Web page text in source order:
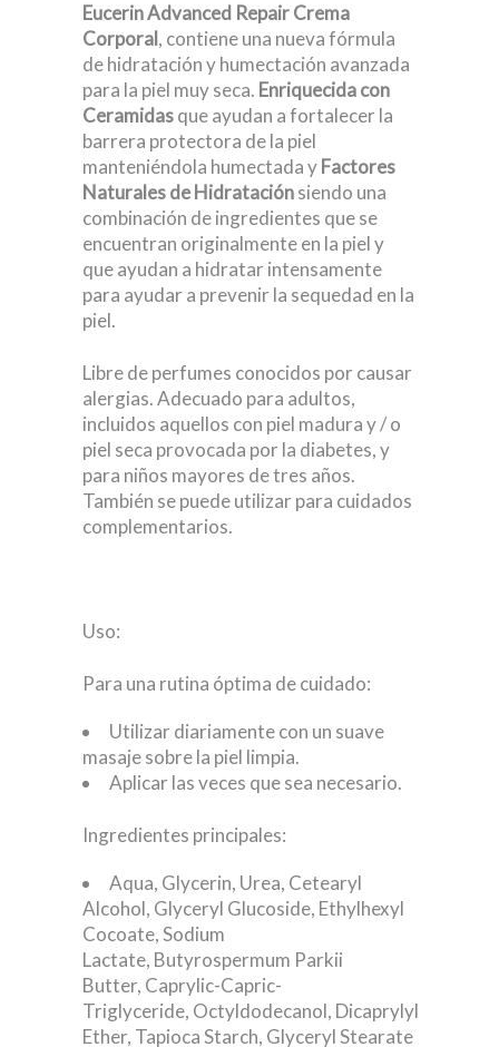
Eucerin Advanced Repair Crema
Corporal, contiene una nueva fórmula
de hidratación y humectación avanzada
para la piel muy seca. Enriquecida con
Ceramidasque ayudan a fortalecer la
barrera protectora de la piel
manteniéndola humectada yFactores
Naturales de Hidrataciónsiendo una
combinación de ingredientes que se
encuentran originalmente en la piel y
que ayudan a hidratar intensamente
para ayudar a prevenir la sequedad en la
piel.
Libre de perfumes conocidos por causar
alergias. Adecuado para adultos,
incluidos aquellos con piel madura y / o
piel seca provocada por la diabetes, y
para niños mayores de tres años.
También se puede utilizar para cuidados
complementarios.
Uso:
Para una rutina óptima de cuidado:
Utilizar diariamente con un suave
masaje sobre la piel limpia.
Aplicar las veces que sea necesario.
Ingredientes principales:
Aqua, Glycerin, Urea, Cetearyl
Alcohol, Glyceryl Glucoside, Ethylhexyl
Cocoate, Sodium
Lactate, Butyrospermum Parkii
Butter, Caprylic-Capric-
Triglyceride, Octyldodecanol, Dicaprylyl
Ether, Tapioca Starch, Glyceryl Stearate